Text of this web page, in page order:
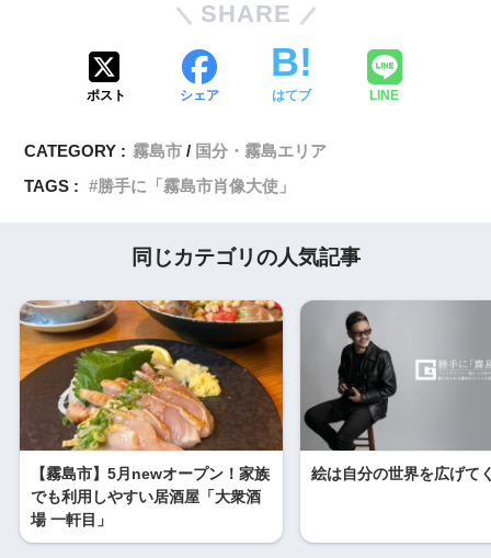
SHARE
ポスト シェア はてブ LINE
CATEGORY : 霧島市
国分・霧島エリア
TAGS :
勝手に「霧島市肖像大使」
同じカテゴリの人気記事
【霧島市】5月newオープン！家族
でも利用しやすい居酒屋「大衆酒
場 一軒目」
絵は自分の世界を広げて